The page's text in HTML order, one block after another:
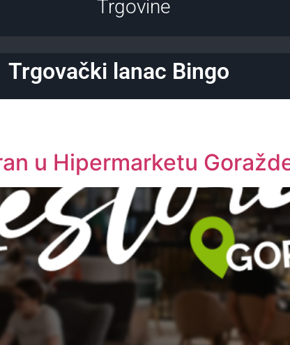
Trgovine
Trgovački lanac Bingo
u Hipermarketu